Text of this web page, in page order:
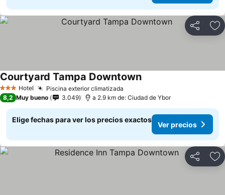
Compartir
3 Estrellas
Hotel Piscina exterior climatizada
Courtyard Tampa Downtown
8,2 Muy bueno 3.049 a 2.9 km de: Ciudad de Ybor
Elige fechas para ver los precios exactos
Ver precios
Compartir